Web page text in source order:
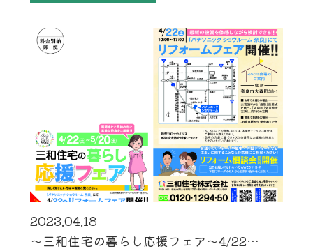
2023.04.18
～三和住宅の暮らし応援フェア～4/22…